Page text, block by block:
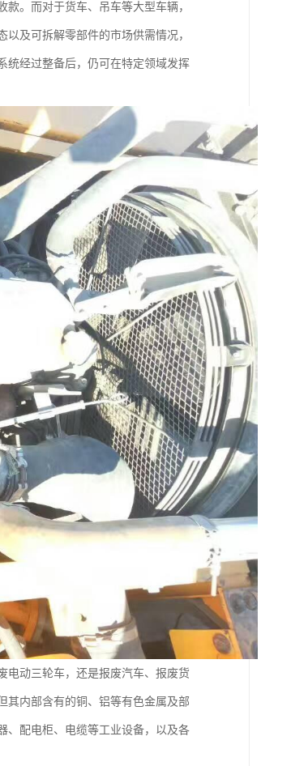
。而对于货车、吊车等大型车辆，
及可拆解零部件的市场供需情况，
统经过整备后，仍可在特定领域发挥
电动三轮车，还是报废汽车、报废货
其内部含有的铜、铝等有色金属及部
、配电柜、电缆等工业设备，以及各